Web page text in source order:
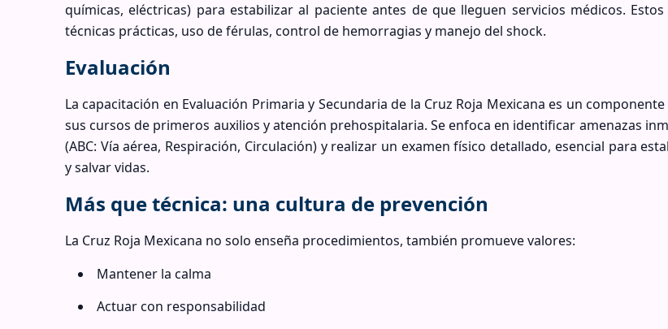
químicas, eléctricas) para estabilizar al paciente antes de que lleguen servicios médicos.
técnicas prácticas, uso de férulas, control de hemorragias y manejo del shock.
Evaluación
La capacitación en Evaluación Primaria y Secundaria de la Cruz Roja Mexicana es un
sus cursos de primeros auxilios y atención prehospitalaria. Se enfoca en identificar amenazas
(ABC: Vía aérea, Respiración, Circulación) y realizar un examen físico detallado, esencial para
y salvar vidas.
Más que técnica: una cultura de prevención
La Cruz Roja Mexicana no solo enseña procedimientos, también promueve valores:
Mantener la calma
Actuar con responsabilidad